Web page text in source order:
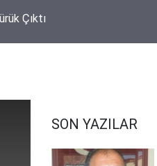
Plaket
SON YAZILAR